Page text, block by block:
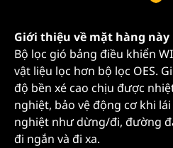
Giới thiệu về mặt hàng này
Bộ lọc gió bảng điều khiển
vật liệu lọc hơn bộ lọc OES.
độ bền xé cao chịu được
nghiệt, bảo vệ động cơ khi
nghiệt như dừng/đi, đường
đi ngắn và đi xa.